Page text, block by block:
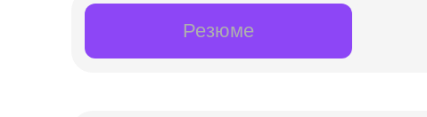
Резюме